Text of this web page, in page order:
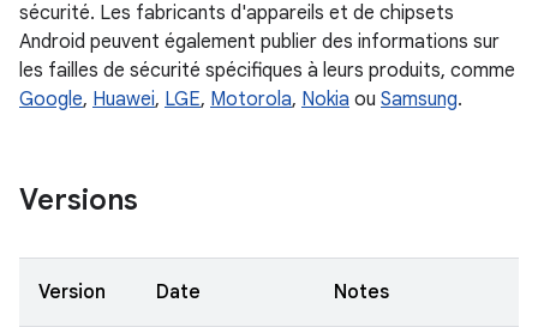
sécurité. Les fabricants d'appareils et de chipsets
Android peuvent également publier des informations sur
les failles de sécurité spécifiques à leurs produits, comme
Google, Huawei, LGE, Motorola, Nokia ou Samsung.
Versions
Version Date Notes